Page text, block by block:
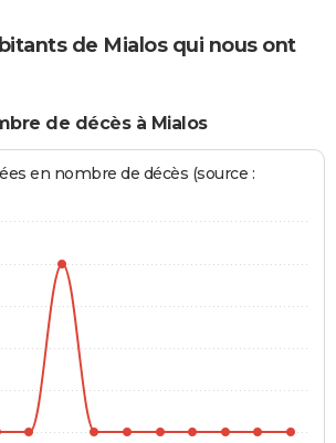
de Mialos qui nous ont
de décès à Mialos
en nombre de décès (source :